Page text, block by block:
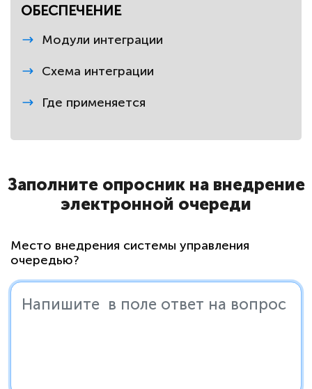
ОБЕСПЕЧЕНИЕ
Модули интеграции
Схема интеграции
Где применяется
Заполните опросник на внедрение
электронной очереди
Место внедрения системы управления
очередью?